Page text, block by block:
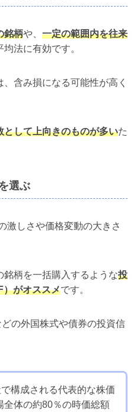
銘柄や、 一定の範囲内を往来
法に有効です。
含み損になる可能性が高く
として上向きのものが多いた
選ぶ
激しさや価格変動の大きさ
銘柄を一括購入するような投
）がオススメです。
の外国株式や債券の投資信
構成される代表的な株価
全体の約80％の時価総額